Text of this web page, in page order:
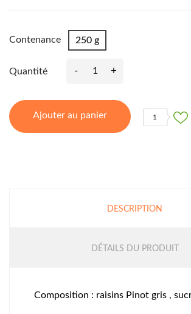
Contenance 250 g
Quantité - +
Ajouter au panier 1
DESCRIPTION
DÉTAILS DU PRODUIT
Composition : raisins Pinot gris ,